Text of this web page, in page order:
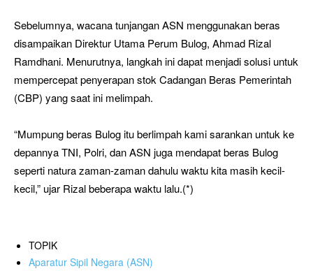
Sebelumnya, wacana tunjangan ASN menggunakan beras
disampaikan Direktur Utama Perum Bulog, Ahmad Rizal
Ramdhani. Menurutnya, langkah ini dapat menjadi solusi untuk
mempercepat penyerapan stok Cadangan Beras Pemerintah
(CBP) yang saat ini melimpah.
“Mumpung beras Bulog itu berlimpah kami sarankan untuk ke
depannya TNI, Polri, dan ASN juga mendapat beras Bulog
seperti natura zaman-zaman dahulu waktu kita masih kecil-
kecil,” ujar Rizal beberapa waktu lalu.(*)
TOPIK
Aparatur Sipil Negara (ASN)